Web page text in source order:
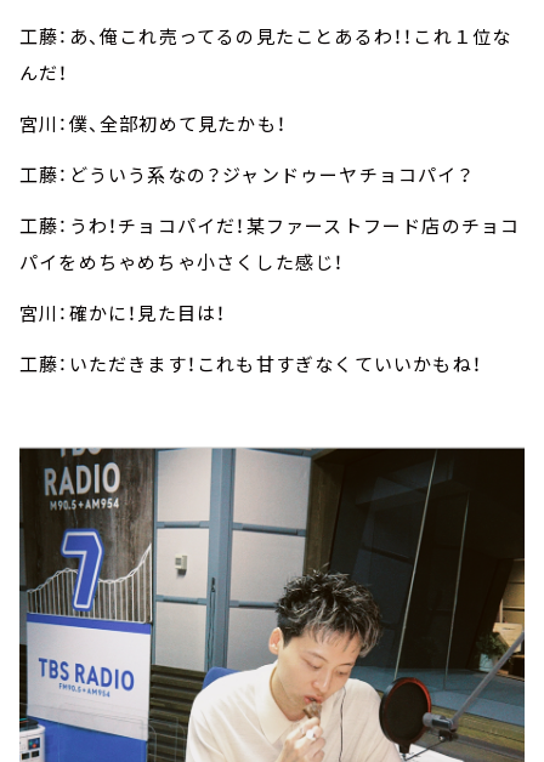
工藤：あ、俺これ売ってるの見たことあるわ！！これ１位な
んだ！
宮川：僕、全部初めて見たかも！
工藤：どういう系なの？ジャンドゥーヤチョコパイ？
工藤：うわ！チョコパイだ！某ファーストフード店のチョコ
パイをめちゃめちゃ小さくした感じ！
宮川：確かに！見た目は！
工藤：いただきます！これも甘すぎなくていいかもね！